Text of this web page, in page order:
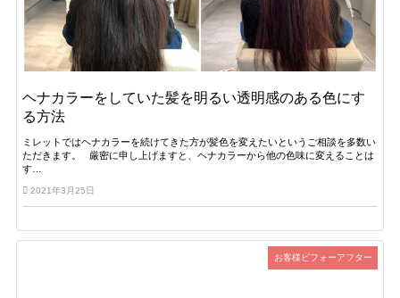
ヘナカラーをしていた髪を明るい透明感のある色にす
る方法
ミレットではヘナカラーを続けてきた方が髪色を変えたいというご相談を多数い
ただきます。 厳密に申し上げますと、ヘナカラーから他の色味に変えることは
す…
2021年3月25日
お客様ビフォーアフター